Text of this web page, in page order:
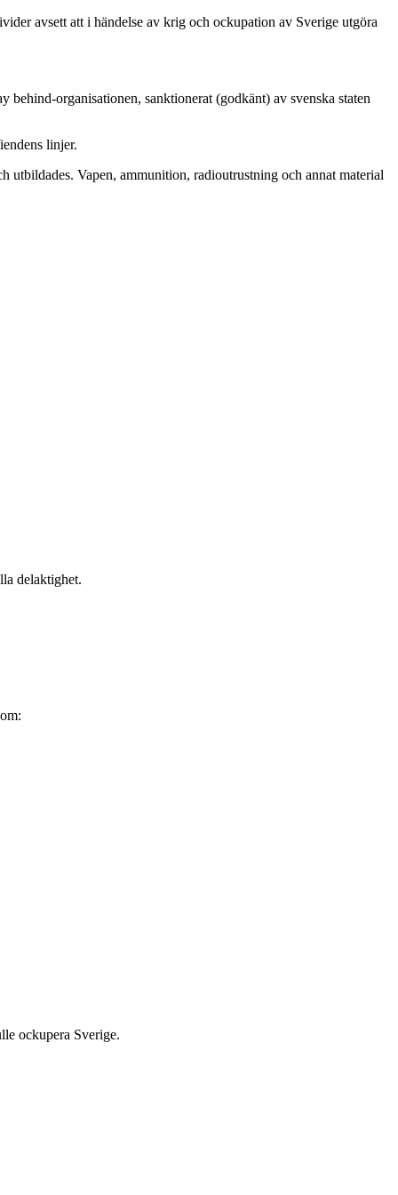
avsett att i händelse av krig och ockupation av Sverige utgöra
behind-organisationen, sanktionerat (godkänt) av svenska staten
linjer.
utbildades. Vapen, ammunition, radioutrustning och annat material
delaktighet.
ockupera Sverige.